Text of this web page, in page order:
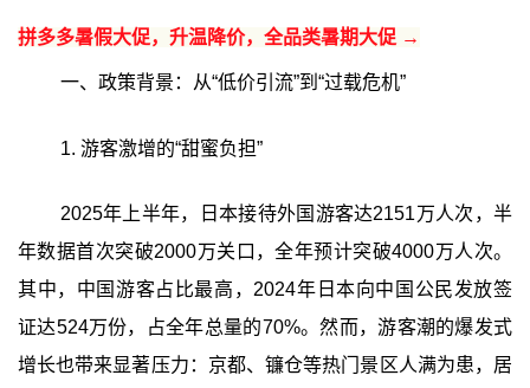
拼多多暑假大促，升温降价，全品类暑期大促 →
一、政策背景：从“低价引流”到“过载危机”
1. 游客激增的“甜蜜负担”
2025年上半年，日本接待外国游客达2151万人次，半
年数据首次突破2000万关口，全年预计突破4000万人次。
其中，中国游客占比最高，2024年日本向中国公民发放签
证达524万份，占全年总量的70%。然而，游客潮的爆发式
增长也带来显著压力：京都、镰仓等热门景区人满为患，居